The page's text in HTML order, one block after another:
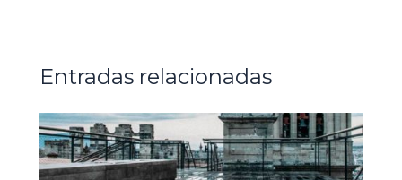
Entradas relacionadas